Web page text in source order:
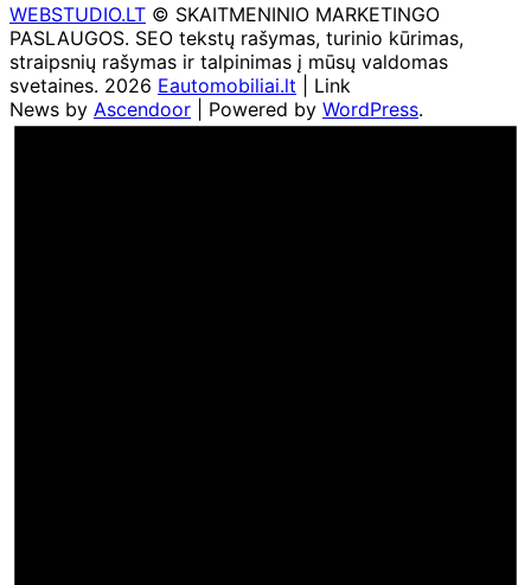
WEBSTUDIO.LT © SKAITMENINIO MARKETINGO
PASLAUGOS. SEO tekstų rašymas, turinio kūrimas,
straipsnių rašymas ir talpinimas į mūsų valdomas
svetaines. 2026 Eautomobiliai.lt | Link
News by Ascendoor | Powered by WordPress.